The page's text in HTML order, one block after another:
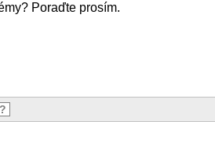
Poraďte prosím.
?